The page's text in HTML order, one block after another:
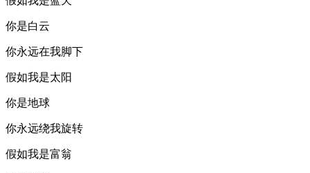
你是白云
你永远在我脚下
假如我是太阳
你是地球
你永远绕我旋转
假如我是富翁